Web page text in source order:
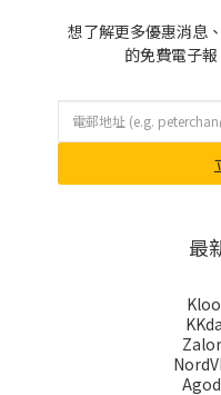
想了解更多優惠消息
的免費電子
最